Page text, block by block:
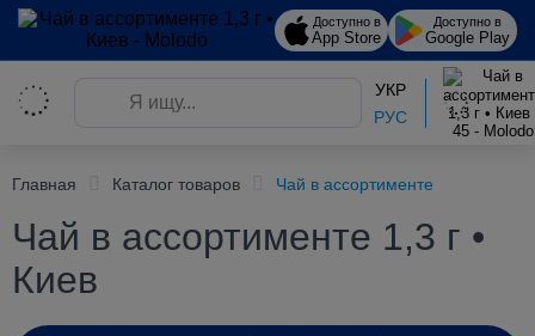
Доступно в
App Store
Доступно в
Google Play
УКР
РУС
Главная Каталог товаров Чай в ассортименте
Чай в ассортименте 1,3 г •
Киев